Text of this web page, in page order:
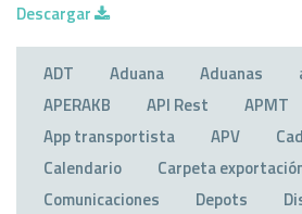
Descargar
ADT Aduana Aduanas
APERAKB
API Rest
APMT
App transportista
APV
Calendario
Carpeta
Comunicaciones
Depots